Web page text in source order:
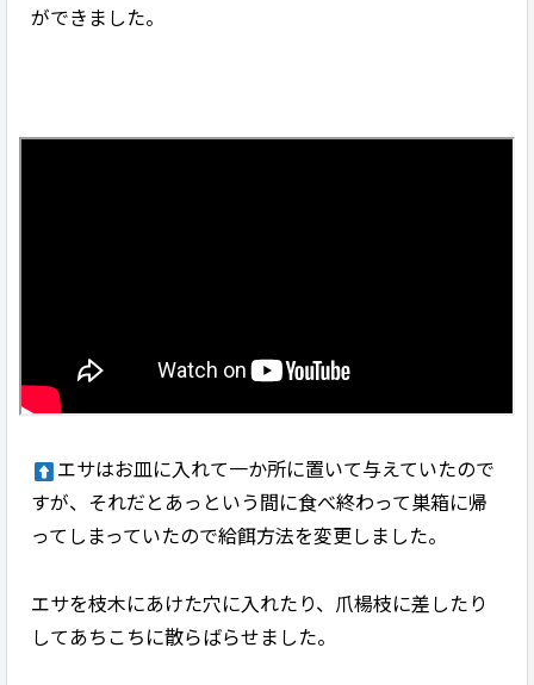
ができました。
エサはお皿に入れて一か所に置いて与えていたので
すが、それだとあっという間に食べ終わって巣箱に帰
ってしまっていたので給餌方法を変更しました。
エサを枝木にあけた穴に入れたり、爪楊枝に差したり
してあちこちに散らばらせました。